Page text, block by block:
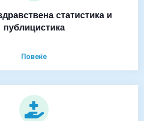
статистика и
публицистика
Повеќе